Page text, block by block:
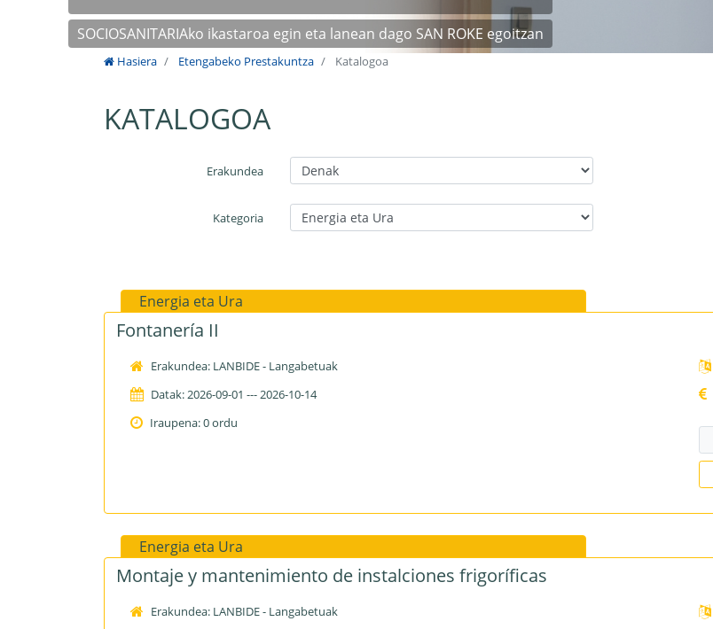
SOCIOSANITARIAko ikastaroa egin eta lanean dago SAN ROKE egoitzan
Hasiera Etengabeko Prestakuntza Katalogoa
KATALOGOA
Erakundea
Kategoria
Energia eta Ura
Fontanería II
Erakundea: LANBIDE - Langabetuak
Datak: 2026-09-01 --- 2026-10-14
Iraupena: 0 ordu
Energia eta Ura
Montaje y mantenimiento de instalciones frigoríficas
Erakundea: LANBIDE - Langabetuak